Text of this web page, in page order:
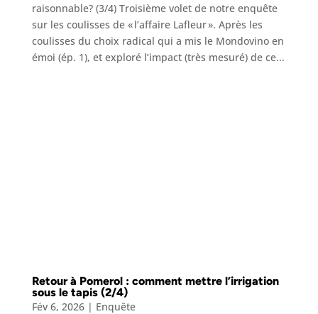
raisonnable? (3/4) Troisième volet de notre enquête
sur les coulisses de « l’affaire Lafleur ». Après les
coulisses du choix radical qui a mis le Mondovino en
émoi (ép. 1), et exploré l’impact (très mesuré) de ce...
Retour à Pomerol : comment mettre l’irrigation
sous le tapis (2/4)
Fév 6, 2026| Enquête